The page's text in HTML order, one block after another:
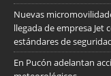
Nuevas
llegada de empresa Jet
estándares de
En Pucón adelantan